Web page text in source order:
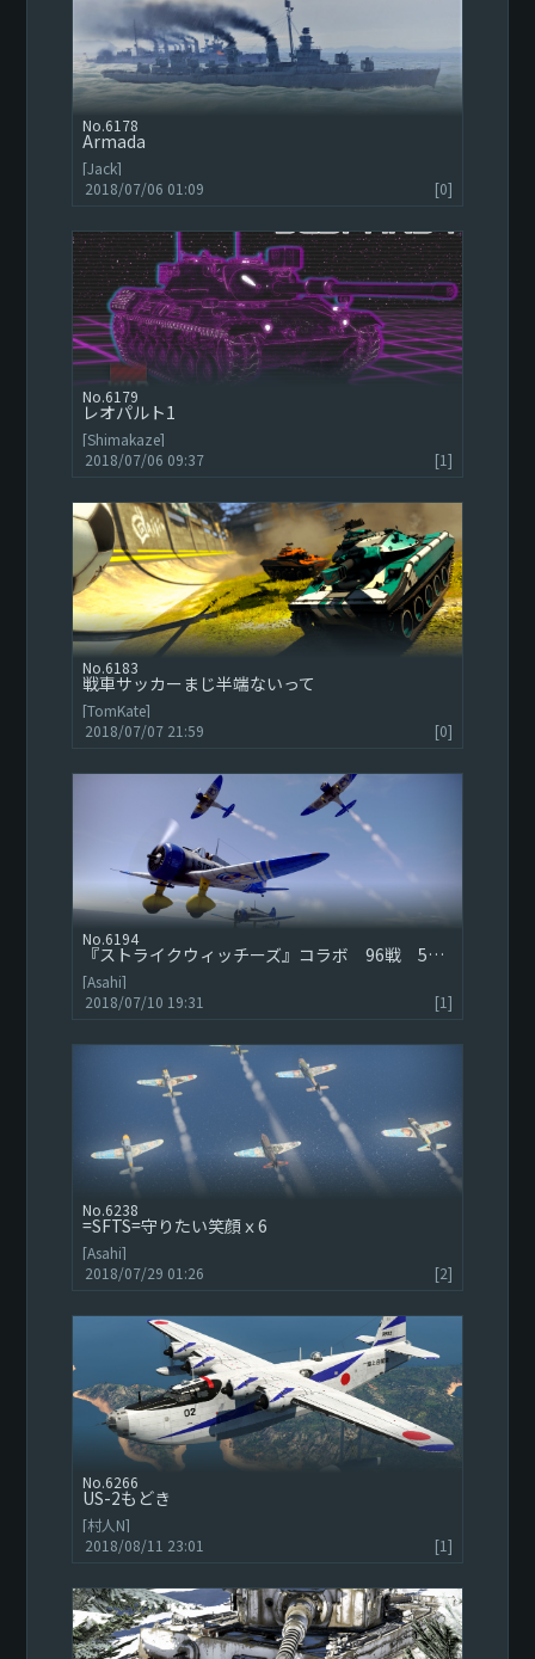
6178
Armada
[Jack]
2018/07/06 01:09
[0]
6179
レオパルト1
[Shimakaze]
2018/07/06 09:37
[1]
6183
戦車サッカーまじ半端ないって
[TomKate]
2018/07/07 21:59
[0]
6194
『ストライクウィッチーズ』コラボ 96戦 5機編成 =SFTS=
[Asahi]
2018/07/10 19:31
[1]
6238
=SFTS=守りたい笑顔ｘ6
[Asahi]
2018/07/29 01:26
[2]
6266
US-2もどき
[村人N]
2018/08/11 23:01
[1]